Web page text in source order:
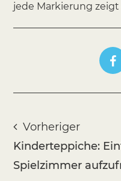
jede Markierung zeigt
Vorheriger
Kinderteppiche:
Spielzimmer